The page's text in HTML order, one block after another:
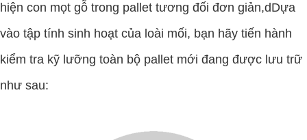
hiện con mọt gỗ trong pallet tương đối đơn giản,dDựa
vào tập tính sinh hoạt của loài mối, bạn hãy tiến hành
kiểm tra kỹ lưỡng toàn bộ pallet mới đang được lưu trữ
như sau: